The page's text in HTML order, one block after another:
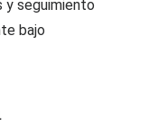
y seguimiento
bajo